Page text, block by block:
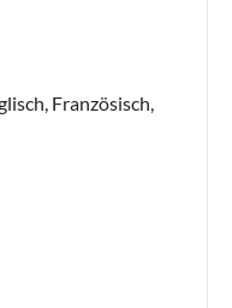
Französisch,